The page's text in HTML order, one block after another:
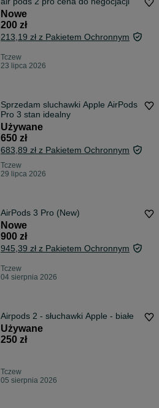
Nowe
200 zł
213,19 zł z Pakietem Ochronnym
Tczew
23 lipca 2026
Sprzedam sluchawki Apple AirPods
Pro 3 stan idealny
Używane
650 zł
683,89 zł z Pakietem Ochronnym
Tczew
29 lipca 2026
AirPods 3 Pro (New)
Nowe
900 zł
945,39 zł z Pakietem Ochronnym
Tczew
04 sierpnia 2026
Airpods 2 - słuchawki Apple - białe
Używane
250 zł
Tczew
05 sierpnia 2026